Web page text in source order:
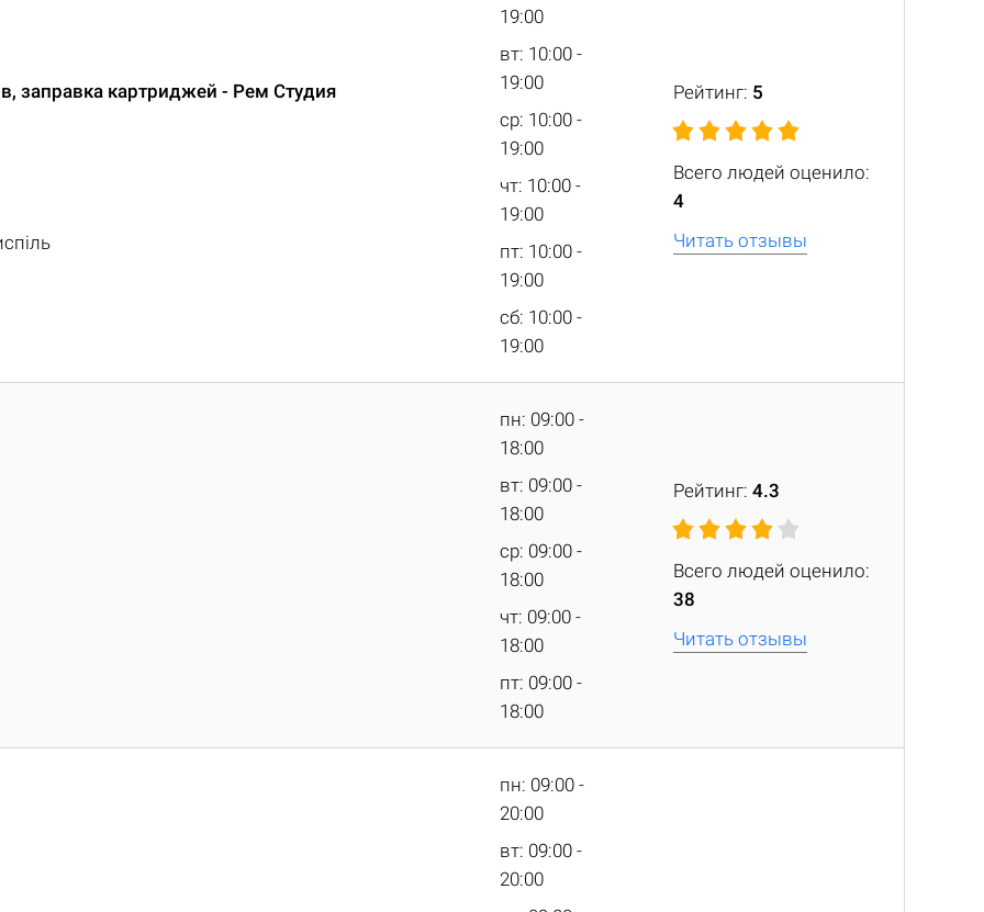
заправка картриджей - Рем Студия
19:00
вт: 10:00 -
19:00
ср: 10:00 -
19:00
чт: 10:00 -
19:00
пт: 10:00 -
19:00
сб: 10:00 -
19:00
Рейтинг: 5
Всего людей оценило:
4
Читать отзывы
пн: 09:00 -
18:00
вт: 09:00 -
18:00
ср: 09:00 -
18:00
чт: 09:00 -
18:00
пт: 09:00 -
18:00
Рейтинг: 4.3
Всего людей оценило:
38
Читать отзывы
пн: 09:00 -
20:00
вт: 09:00 -
20:00